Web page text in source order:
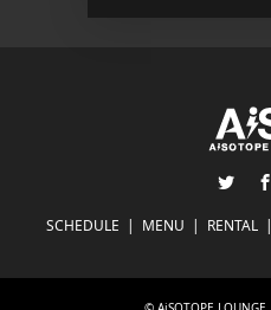
Instagram
SCHEDULE MENU RENTAL